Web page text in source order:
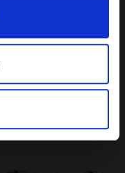
425,00 kr